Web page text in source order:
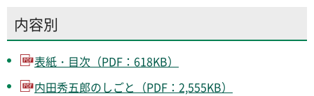
内容別
表紙・目次（PDF：618KB）
内田秀五郎のしごと（PDF：2,555KB）